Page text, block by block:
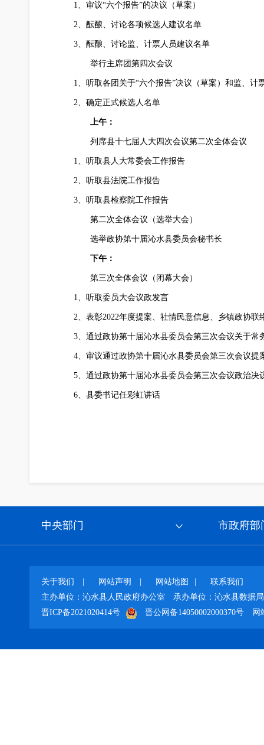
1、审议“六个报告”的决议（草案）
2、酝酿、讨论各项候选人建议名单
3、酝酿、讨论监、计票人员建议名单
举行主席团第四次会议
1、听取各团关于“六个报告”决议（草案）和监、计
2、确定正式候选人名单
上午：
列席县十七届人大四次会议第二次全体会议
1、听取县人大常委会工作报告
2、听取县法院工作报告
3、听取县检察院工作报告
第二次全体会议（选举大会）
选举政协第十届沁水县委员会秘书长
下午：
第三次全体会议（闭幕大会）
1、听取委员大会议政发言
2、表彰2022年度提案、社情民意信息、乡镇政协联
3、通过政协第十届沁水县委员会第三次会议关于常
4、审议通过政协第十届沁水县委员会第三次会议提
5、通过政协第十届沁水县委员会第三次会议政治决
6、县委书记任彩虹讲话
中央部门 市政府部
关于我们 网站声明 网站地图
联系我们
主办单位：沁水县人民政府办公室
承办单位：沁水县数据局
晋ICP备2021020414号
晋公网备14050002000370号 网